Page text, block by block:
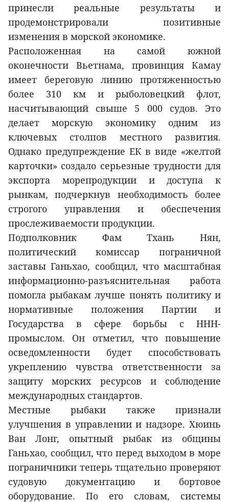
принесли реальные результаты и
продемонстрировали позитивные
изменения в морской экономике.
Расположенная на самой южной
оконечности Вьетнама, провинция Камау
имеет береговую линию протяженностью
более 310 км и рыболовецкий флот,
насчитывающий свыше 5 000 судов. Это
делает морскую экономику одним из
ключевых столпов местного развития.
Однако предупреждение ЕК в виде «желтой
карточки» создало серьезные трудности для
экспорта морепродукции и доступа к
рынкам, подчеркнув необходимость более
строгого управления и обеспечения
прослеживаемости продукции.
Подполковник Фам Тхань Нян,
политический комиссар пограничной
заставы Ганьхао, сообщил, что масштабная
информационно-разъяснительная работа
помогла рыбакам лучше понять политику и
нормативные положения Партии и
Государства в сфере борьбы с ННН-
промыслом. Он отметил, что повышение
осведомленности будет способствовать
укреплению чувства ответственности за
защиту морских ресурсов и соблюдение
международных стандартов.
Местные рыбаки также признали
улучшения в управлении и надзоре. Хюинь
Ван Лонг, опытный рыбак из общины
Ганьхао, сообщил, что перед выходом в море
пограничники теперь тщательно проверяют
судовую документацию и бортовое
оборудование. По его словам, системы